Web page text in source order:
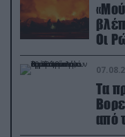
Οι
Τα
από